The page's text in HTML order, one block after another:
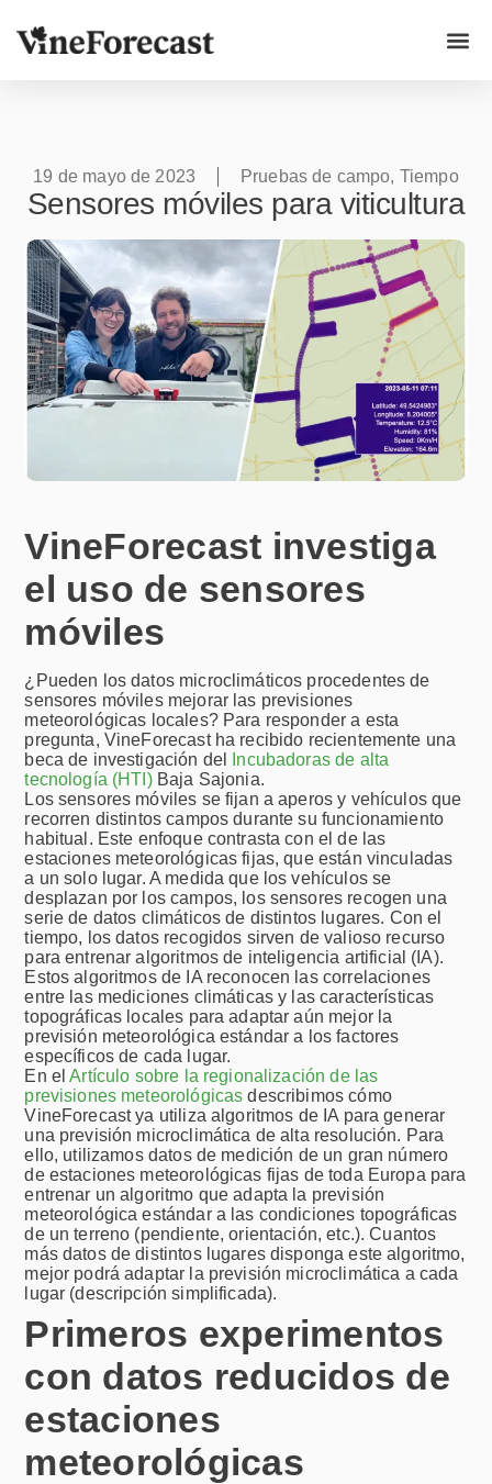
19 de mayo de 2023 Pruebas de campo, Tiempo
Sensores móviles para viticultura
VineForecast investiga
el uso de sensores
móviles
¿Pueden los datos microclimáticos procedentes de
sensores móviles mejorar las previsiones
meteorológicas locales? Para responder a esta
pregunta, VineForecast ha recibido recientemente una
beca de investigación del
Incubadoras de alta
tecnología (HTI)Baja Sajonia.
Los sensores móviles se fijan a aperos y vehículos que
recorren distintos campos durante su funcionamiento
habitual. Este enfoque contrasta con el de las
estaciones meteorológicas fijas, que están vinculadas
a un solo lugar. A medida que los vehículos se
desplazan por los campos, los sensores recogen una
serie de datos climáticos de distintos lugares. Con el
tiempo, los datos recogidos sirven de valioso recurso
para entrenar algoritmos de inteligencia artificial (IA).
Estos algoritmos de IA reconocen las correlaciones
entre las mediciones climáticas y las características
topográficas locales para adaptar aún mejor la
previsión meteorológica estándar a los factores
específicos de cada lugar.
En elArtículo sobre la regionalización de las
previsiones meteorológicas describimos cómo
VineForecast ya utiliza algoritmos de IA para generar
una previsión microclimática de alta resolución. Para
ello, utilizamos datos de medición de un gran número
de estaciones meteorológicas fijas de toda Europa para
entrenar un algoritmo que adapta la previsión
meteorológica estándar a las condiciones topográficas
de un terreno (pendiente, orientación, etc.). Cuantos
más datos de distintos lugares disponga este algoritmo,
mejor podrá adaptar la previsión microclimática a cada
lugar (descripción simplificada).
Primeros experimentos
con datos reducidos de
estaciones
meteorológicas